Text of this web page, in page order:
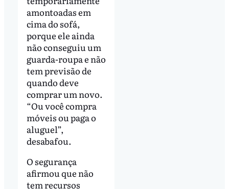
amontoadas em
cima do sofá,
porque ele ainda
não conseguiu um
guarda-roupa e não
tem previsão de
quando deve
comprar um novo.
“Ou você compra
móveis ou paga o
aluguel”,
desabafou.
O segurança
afirmou que não
tem recursos